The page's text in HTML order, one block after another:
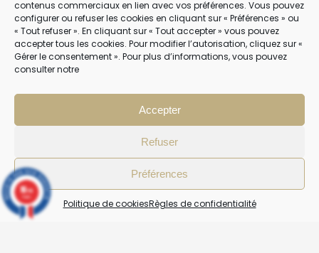
contenus commerciaux en lien avec vos préférences. Vous pouvez
configurer ou refuser les cookies en cliquant sur « Préférences » ou
« Tout refuser ». En cliquant sur « Tout accepter » vous pouvez
accepter tous les cookies. Pour modifier l’autorisation, cliquez sur «
Gérer le consentement ». Pour plus d’informations, vous pouvez
consulter notre
Accepter
Refuser
Préférences
Politique de cookiesRègles de confidentialité
NOUS CONTACTER
04 22 54 75 02
NOTRE SERVICE CLIENT EST OUVERT DU LUNDI AU VENDREDI DE 9H À 12H
10/10
4 avis